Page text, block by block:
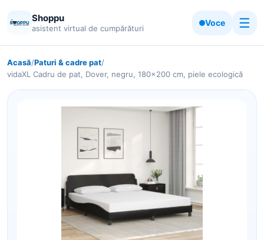
Shoppu
asistent virtual de cumpărături
Voce ☰
Acasă/Paturi & cadre pat/
vidaXL Cadru de pat, Dover, negru, 180x200 cm, piele ecologică